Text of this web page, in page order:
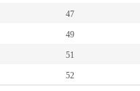
47
49
51
52